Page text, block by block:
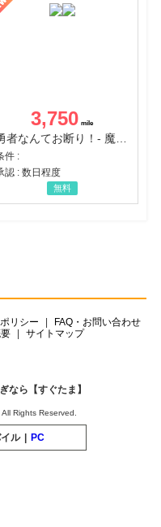
3,750
件 :
認 : 数日程度
無料
リシー
FAQ・お問い合わせ
サイトマップ
なら【すぐたま】
Rights Reserved.
ル | PC